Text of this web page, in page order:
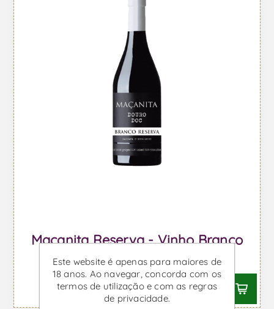
Maçanita Reserva - Vinho Branco
Desde €19,89 IVA incl.
Este website é apenas para maiores de
18 anos. Ao navegar, concorda com os
termos de utilização e com as regras
de privacidade.